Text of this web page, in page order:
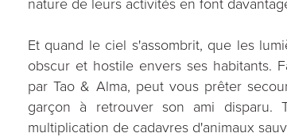
nature de leurs activités en font
Et quand le ciel s'assombrit, que les
obscur et hostile envers ses habitants.
par Tao & Alma, peut vous prêter
garçon à retrouver son ami
multiplication de cadavres d'animaux